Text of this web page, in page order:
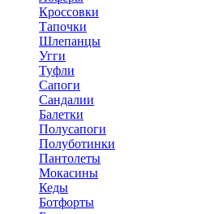
Кроссовки
Тапочки
Шлепанцы
Угги
Туфли
Сапоги
Сандалии
Балетки
Полусапоги
Полуботинки
Пантолеты
Мокасины
Кеды
Ботфорты